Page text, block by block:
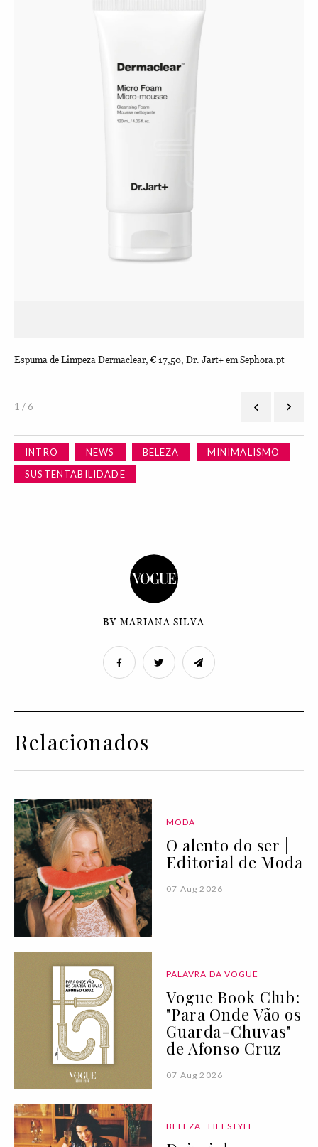
Espuma de Limpeza Dermaclear, € 17,50, Dr. Jart+ em Sephora.pt
1 / 6
INTRO NEWS BELEZA
MINIMALISMO
SUSTENTABILIDADE
BY MARIANA SILVA
Relacionados
MODA
O alento do ser |
Editorial de Moda
07 Aug 2026
PALAVRA DA VOGUE
Vogue Book Club:
"Para Onde Vão os
Guarda-Chuvas"
de Afonso Cruz
07 Aug 2026
BELEZA LIFESTYLE